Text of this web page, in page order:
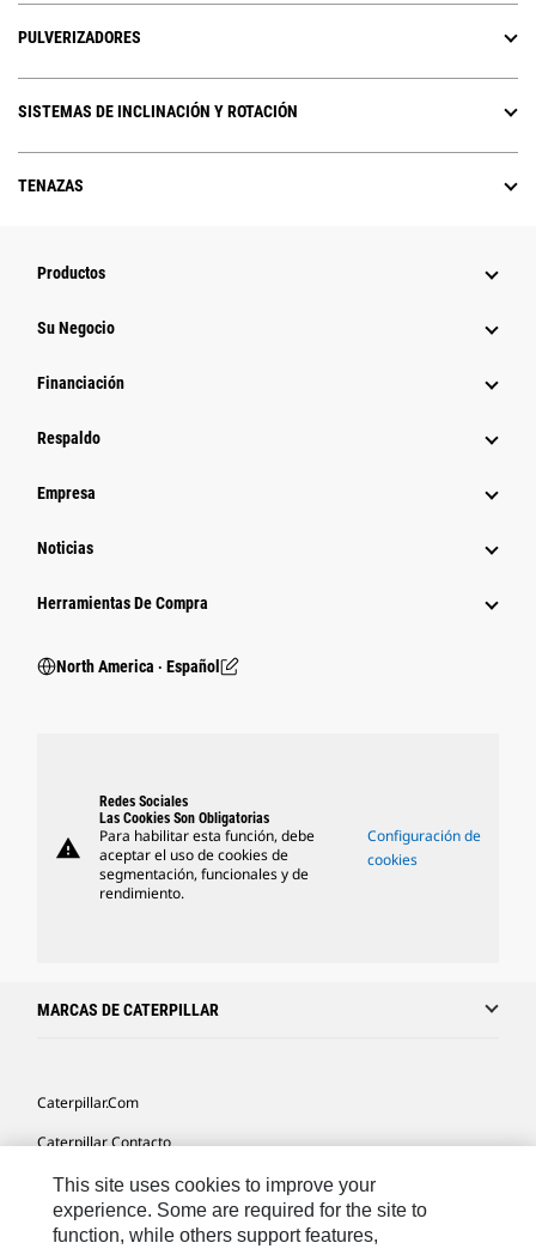
PULVERIZADORES
SISTEMAS DE INCLINACIÓN Y ROTACIÓN
TENAZAS
Productos
Su Negocio
Financiación
Respaldo
Empresa
Noticias
Herramientas De Compra
North America ‧ Español
warning
Redes Sociales
Las Cookies Son Obligatorias
Para habilitar esta función, debe
aceptar el uso de cookies de
segmentación, funcionales y de
rendimiento.
Configuración de
cookies
MARCAS DE CATERPILLAR
Caterpillar.com
Caterpillar Contacto
Mis Preferencias De Marketing
Site Map
This site uses cookies to improve your
experience. Some are required for the site to
function, while others support features,